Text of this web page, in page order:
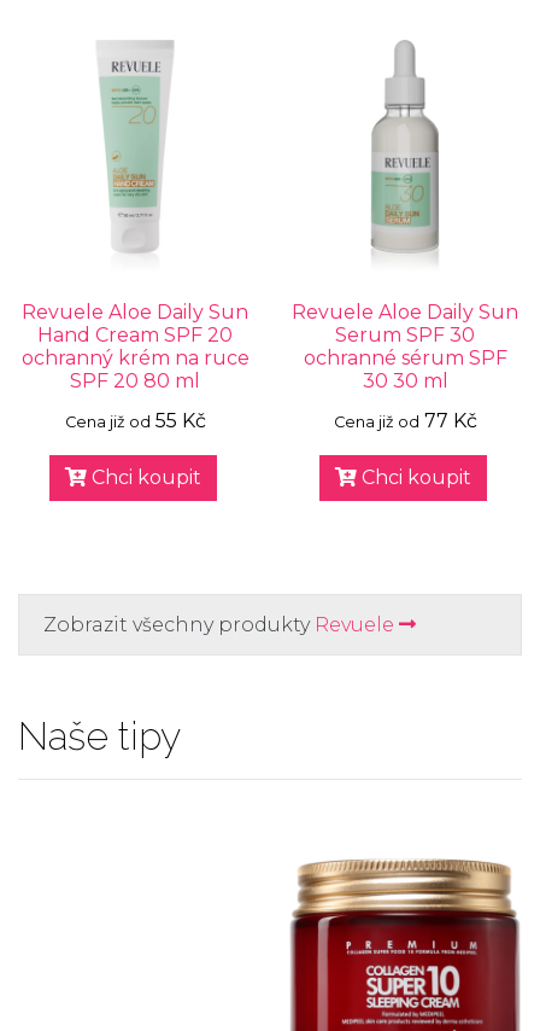
Revuele Aloe Daily Sun
Hand Cream SPF 20
ochranný krém na ruce
SPF 20 80 ml
Cena již od 55 Kč
Chci koupit
Revuele Aloe Daily Sun
Serum SPF 30
ochranné sérum SPF
30 30 ml
Cena již od 77 Kč
Chci koupit
Zobrazit všechny produkty Revuele
Naše tipy